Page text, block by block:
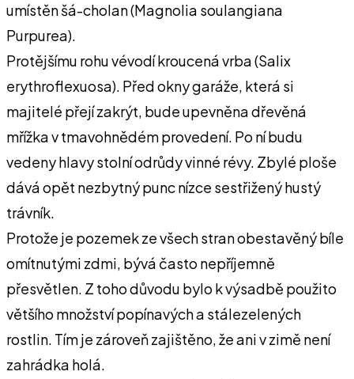
umístěn šá-cholan (Magnolia soulangiana
Purpurea).
Protějšímu rohu vévodí kroucená vrba (Salix
erythroflexuosa). Před okny garáže, která si
majitelé přejí zakrýt, bude upevněna dřevěná
mřížka v tmavohnědém provedení. Po ní budu
vedeny hlavy stolní odrůdy vinné révy. Zbylé ploše
dává opět nezbytný punc nízce sestřižený hustý
trávník.
Protože je pozemek ze všech stran obestavěný bíle
omítnutými zdmi, bývá často nepříjemně
přesvětlen. Z toho důvodu bylo k výsadbě použito
většího množství popínavých a stálezelených
rostlin. Tím je zároveň zajištěno, že ani v zimě není
zahrádka holá.